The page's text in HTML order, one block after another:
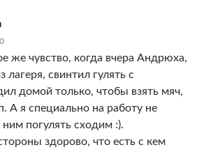
же чувство, когда вчера Андрюха,
лагеря, свинтил гулять с
домой только, чтобы взять мяч,
А я специально на работу не
погулять сходим :).
здорово, что есть с кем